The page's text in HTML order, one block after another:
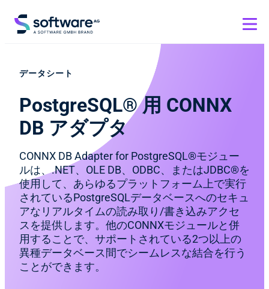
データシート
PostgreSQL® 用 CONNX
DB アダプタ
CONNX DB Adapter for PostgreSQL®モジュー
ルは、.NET、OLE DB、ODBC、またはJDBC®を
使用して、あらゆるプラットフォーム上で実行
されているPostgreSQLデータベースへのセキュ
アなリアルタイムの読み取り/書き込みアクセ
スを提供します。他のCONNXモジュールと併
用することで、サポートされている2つ以上の
異種データベース間でシームレスな結合を行う
ことができます。